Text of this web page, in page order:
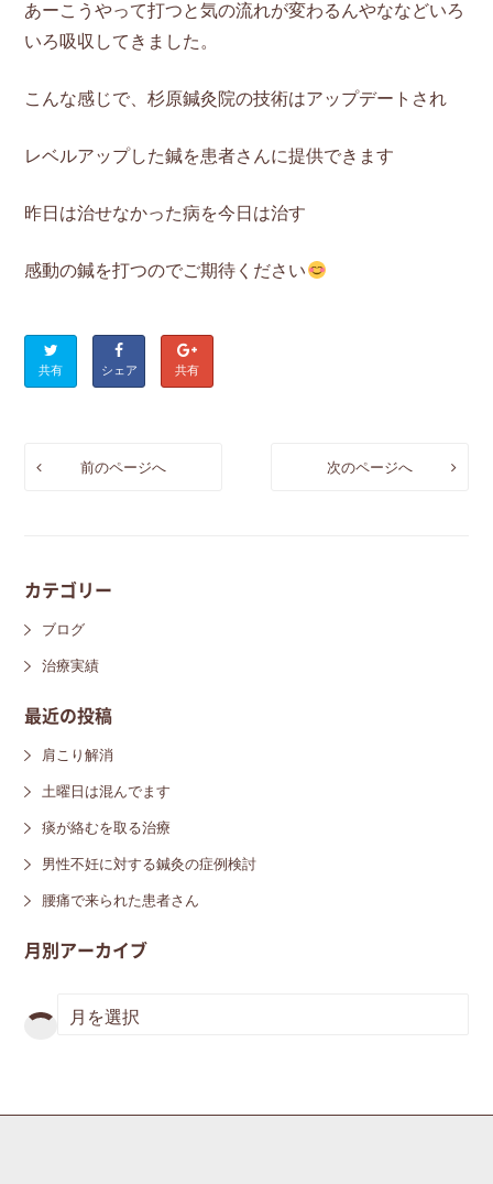
あーこうやって打つと気の流れが変わるんやななどいろ
いろ吸収してきました。
こんな感じで、杉原鍼灸院の技術はアップデートされ
レベルアップした鍼を患者さんに提供できます
昨日は治せなかった病を今日は治す
感動の鍼を打つのでご期待ください
共有 シェア 共有
前のページへ 次のページへ
カテゴリー
ブログ
治療実績
最近の投稿
肩こり解消
土曜日は混んでます
痰が絡むを取る治療
男性不妊に対する鍼灸の症例検討
腰痛で来られた患者さん
月別アーカイブ